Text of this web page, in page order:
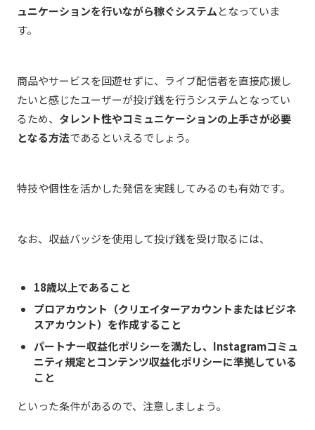
ュニケーションを行いながら稼ぐシステムとなっていま
す。
商品やサービスを回遊せずに、ライブ配信者を直接応援し
たいと感じたユーザーが投げ銭を行うシステムとなってい
るため、 タレント性やコミュニケーションの上手さが必要
となる方法であるといえるでしょう。
特技や個性を活かした発信を実践してみるのも有効です。
なお、収益バッジを使用して投げ銭を受け取るには、
18歳以上であること
プロアカウント（クリエイターアカウントまたはビジネ
スアカウント）を作成すること
パートナー収益化ポリシーを満たし、Instagramコミュ
ニティ規定とコンテンツ収益化ポリシーに準拠している
こと
といった条件があるので、注意しましょう。